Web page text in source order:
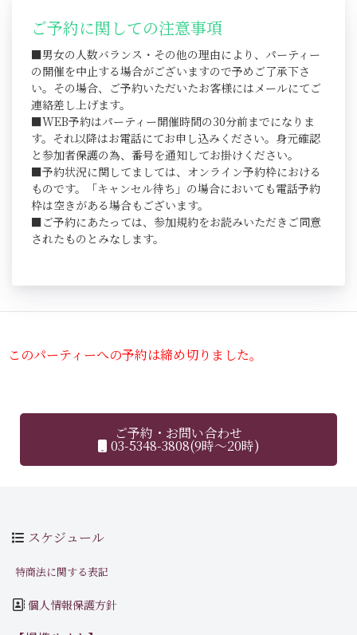
ご予約に関しての注意事項
■男女の人数バランス・その他の理由により、パーティー
の開催を中止する場合がございますので予めご了承下さ
い。その場合、ご予約いただいたお客様にはメールにてご
連絡差し上げます。
■WEB予約はパーティー開催時間の30分前までになりま
す。それ以降はお電話にてお申し込みください。身元確認
と参加者保護の為、番号を通知してお掛けください。
■予約状況に関してましては、オンライン予約枠における
ものです。「キャンセル待ち」の場合においても電話予約
枠は空きがある場合もございます。
■ご予約にあたっては、参加規約をお読みいただきご同意
されたものとみなします。
このパーティーへの予約は締め切りました。
ご予約・お問い合わせ
03-5348-3808(9時～20時)
スケジュール
特商法に関する表記
個人情報保護方針